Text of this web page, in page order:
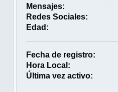
Mensajes:
Redes Sociales:
Edad:
Fecha de registro:
Hora Local:
Última vez activo: